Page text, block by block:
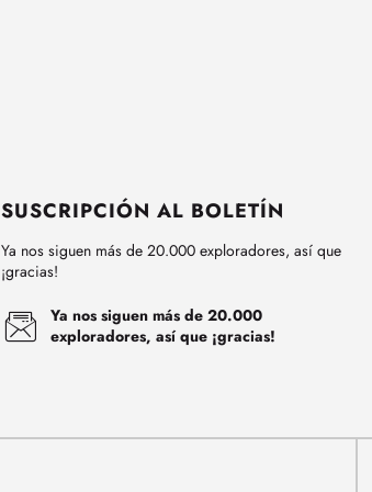
SUSCRIPCIÓN AL BOLETÍN
Ya nos siguen más de 20.000 exploradores, así que
¡gracias!
Ya nos siguen más de 20.000
exploradores, así que ¡gracias!